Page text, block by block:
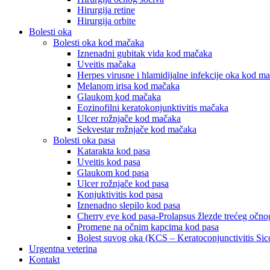
Hirurgija retine
Hirurgija orbite
Bolesti oka
Bolesti oka kod mačaka
Iznenadni gubitak vida kod mačaka
Uveitis mačaka
Herpes virusne i hlamidijalne infekcije oka kod
Melanom irisa kod mačaka
Glaukom kod mačaka
Eozinofilni keratokonjunktivitis mačaka
Ulcer rožnjače kod mačaka
Sekvestar rožnjače kod mačaka
Bolesti oka pasa
Katarakta kod pasa
Uveitis kod pasa
Glaukom kod pasa
Ulcer rožnjače kod pasa
Konjuktivitis kod pasa
Iznenadno slepilo kod pasa
Cherry eye kod pasa-Prolapsus žlezde trećeg
Promene na očnim kapcima kod pasa
Bolest suvog oka (KCS – Keratoconjunctivitis
Urgentna veterina
Kontakt